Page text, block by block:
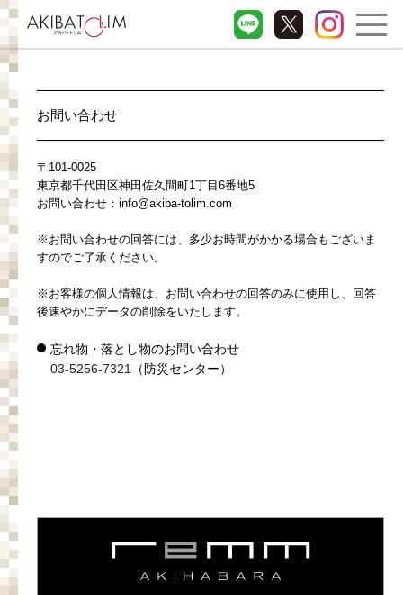
お問い合わせ
〒101-0025
東京都千代田区神田佐久間町1丁目6番地5
お問い合わせ：info@akiba-tolim.com
※お問い合わせの回答には、多少お時間がかかる場合もございま
すのでご了承ください。
※お客様の個人情報は、お問い合わせの回答のみに使用し、回答
後速やかにデータの削除をいたします。
忘れ物・落とし物のお問い合わせ
03-5256-7321
（防災センター）